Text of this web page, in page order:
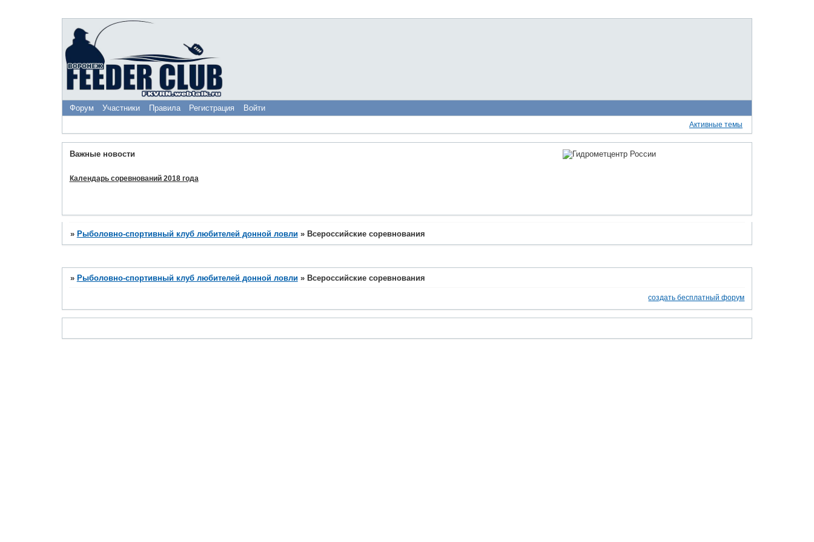
Форум Участники Правила Регистрация Войти
Активные темы
Важные новости
Календарь соревнований 2018 года
» Рыболовно-спортивный клуб любителей донной ловли » Всероссийские соревнования
» Рыболовно-спортивный клуб любителей донной ловли » Всероссийские соревнования
создать бесплатный форум